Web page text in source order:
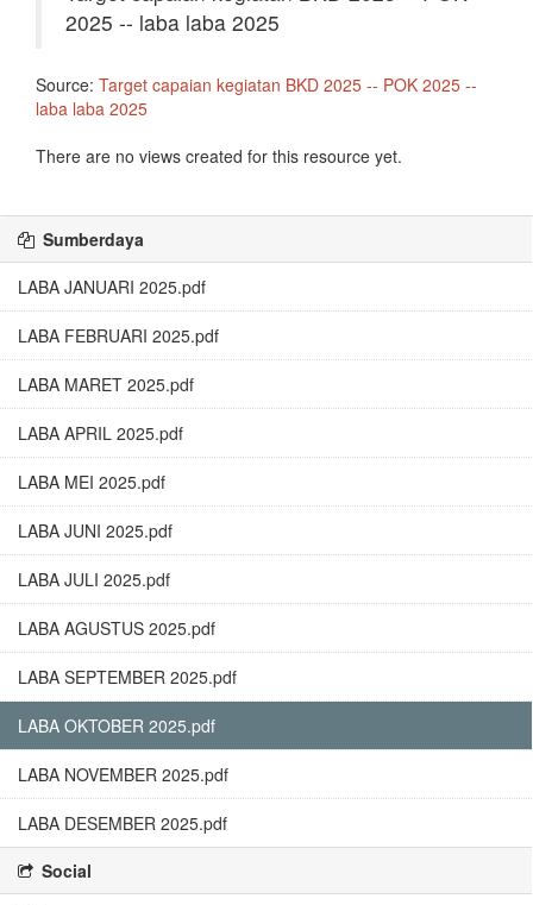
2025 -- laba laba 2025
Source: Target capaian kegiatan BKD 2025 -- POK 2025 --
laba laba 2025
There are no views created for this resource yet.
Sumberdaya
LABA JANUARI 2025.pdf
LABA FEBRUARI 2025.pdf
LABA MARET 2025.pdf
LABA APRIL 2025.pdf
LABA MEI 2025.pdf
LABA JUNI 2025.pdf
LABA JULI 2025.pdf
LABA AGUSTUS 2025.pdf
LABA SEPTEMBER 2025.pdf
LABA OKTOBER 2025.pdf
LABA NOVEMBER 2025.pdf
LABA DESEMBER 2025.pdf
Social